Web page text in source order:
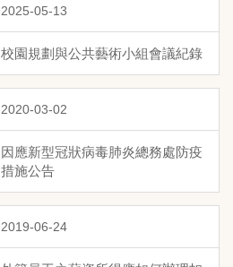
2025-05-13
校園規劃與公共藝術小組會議紀錄
2020-03-02
因應新型冠狀病毒肺炎總務處防疫
措施公告
2019-06-24